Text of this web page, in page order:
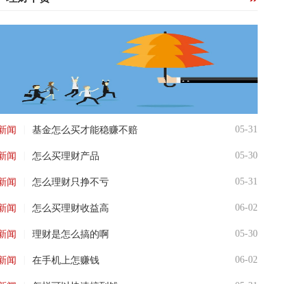
闻 基金怎么买才能稳赚不赔 05-31
闻 怎么买理财产品 05-30
闻 怎么理财只挣不亏 05-31
闻 怎么买理财收益高 06-02
闻 理财是怎么搞的啊 05-30
闻 在手机上怎赚钱 06-02